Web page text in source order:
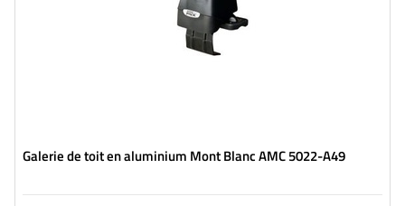
Galerie de toit en aluminium Mont Blanc AMC 5022-A49